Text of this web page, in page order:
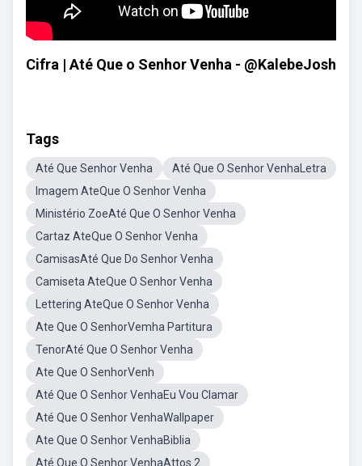
Cifra | Até Que o Senhor Venha - @KalebeJosh
Tags
Até Que Senhor Venha
Até Que O Senhor VenhaLetra
Imagem AteQue O Senhor Venha
Ministério ZoeAté Que O Senhor Venha
Cartaz AteQue O Senhor Venha
CamisasAté Que Do Senhor Venha
Camiseta AteQue O Senhor Venha
Lettering AteQue O Senhor Venha
Ate Que O SenhorVemha Partitura
TenorAté Que O Senhor Venha
Ate Que O SenhorVenh
Até Que O Senhor VenhaEu Vou Clamar
Até Que O Senhor VenhaWallpaper
Ate Que O Senhor VenhaBiblia
Até Que O Senhor VenhaAttos 2